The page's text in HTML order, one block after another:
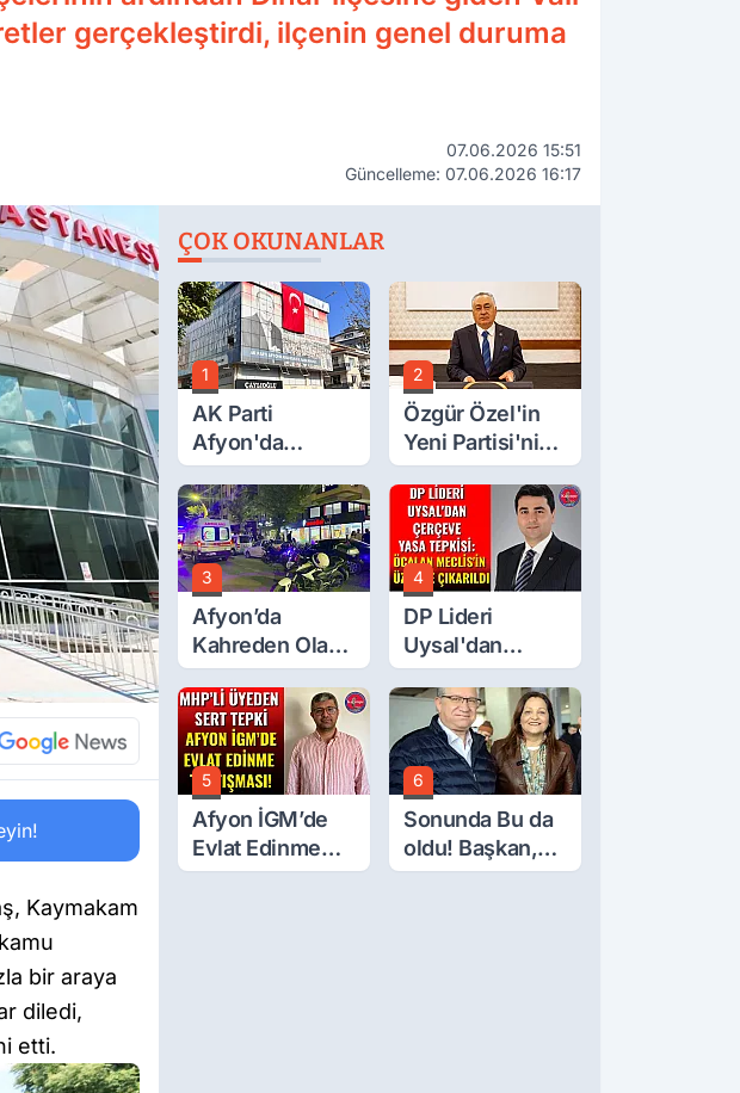
gerçekleştirdi, ilçenin genel duruma
07.06.2026 15:51
Güncelleme: 07.06.2026 16:17
Kaymakam
bir araya
diledi,
etti.
ÇOK OKUNANLAR
1
AK Parti
Afyon'da
Turgay Şahin'in
Ardından Bir
Şok Daha!
2
Özgür Özel'in
Yeni Partisi'nin
Afyon Başkanı
Belli Oldu
3
Afyon’da
Kahreden Olay:
6 Yaşındaki
Çocuk 6. Kattan
Düştü
4
DP Lideri
Uysal'dan
Çerçeve Yasa
Tepkisi: Öcalan
Meclis'in
Üzerine Çıkarıldı
5
Afyon İGM’de
Evlat Edinme
Tartışması!
6
Sonunda Bu da
oldu! Başkan,
Meclis Üyesini